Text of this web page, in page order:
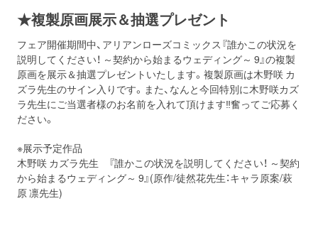
★複製原画展示＆抽選プレゼント
フェア開催期間中、アリアンローズコミックス『誰かこの状況を
説明してください！ ～契約から始まるウェディング～ 9』の複製
原画を展示＆抽選プレゼントいたします。複製原画は木野咲 カ
ズラ先生のサイン入りです。また、なんと今回特別に木野咲カズ
ラ先生にご当選者様のお名前を入れて頂けます‼奮ってご応募く
ださい。
※展示予定作品
木野咲 カズラ先生 『誰かこの状況を説明してください！ ～契約
から始まるウェディング～ 9』(原作/徒然花先生：キャラ原案/萩
原 凛先生)